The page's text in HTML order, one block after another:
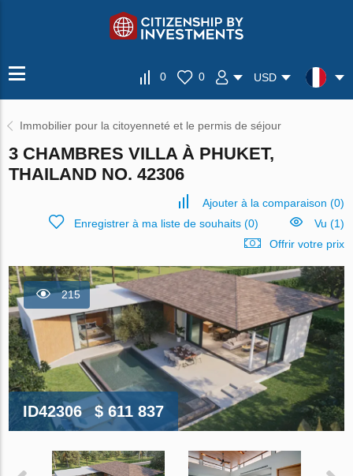
0 0 USD
Immobilier pour la citoyenneté et le permis de séjour
3 CHAMBRES VILLA À PHUKET,
THAILAND NO. 42306
Ajouter à la comparaison (0)
Enregistrer à ma liste de souhaits(0)
Vu (1)
Offrir votre prix
215
ID42306 $ 611 837